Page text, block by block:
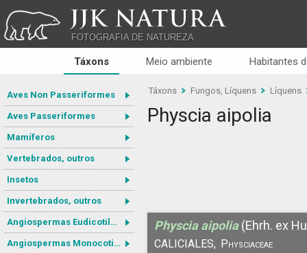
JJK NATURA
FOTOGRAFIA DE NATUREZA
Táxons Meio ambiente Habitantes
Aves Non Passeriformes
Aves Passeriformes
Mamíferos
Vertebrados, outros
Insetos
Invertebrados, outros
Angiospermas Eudicotiledôneas
Angiospermas Monocotiledôneas
Táxons Fungos, Líquens Líquens
Physcia aipolia
Physcia aipolia (Ehrh. ex
CALICIALES, Physciaceae